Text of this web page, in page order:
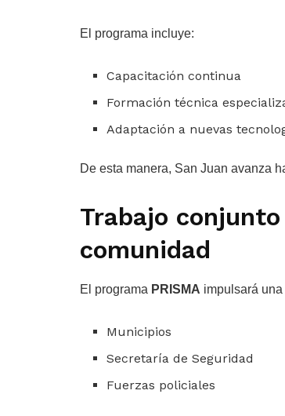
El programa incluye:
Capacitación continua
Formación técnica
Adaptación a nuevas
De esta manera, San Juan avanza
Trabajo
comunidad
El programa PRISMA impulsará
Municipios
Secretaría de Seguridad
Fuerzas policiales